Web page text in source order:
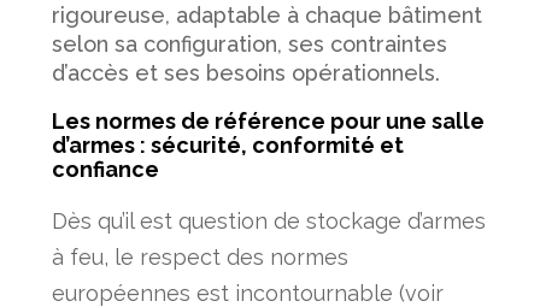
rigoureuse, adaptable à chaque bâtiment
selon sa configuration, ses contraintes
d’accès et ses besoins opérationnels.
Les normes de référence pour une salle
d’armes : sécurité, conformité et
confiance
Dès qu’il est question de stockage d’armes
à feu, le respect des normes
européennes est incontournable (voir